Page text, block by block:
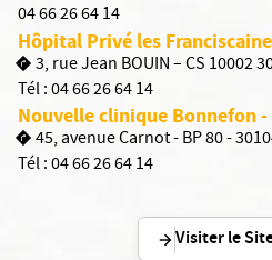
04 66 26 64 14
Hôpital Privé les
3, rue Jean BOUIN – CS 10002
Tél :04 66 26 64 14
Nouvelle clinique Bonnefon -
45, avenue Carnot - BP 80 -
Tél :04 66 26 64 14
Visiter le